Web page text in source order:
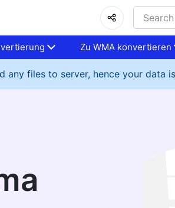
Zu WMA konvertieren
any files to server, hence your data